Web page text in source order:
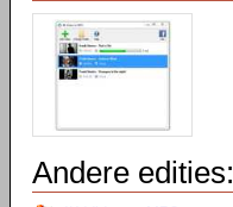
Andere edities: